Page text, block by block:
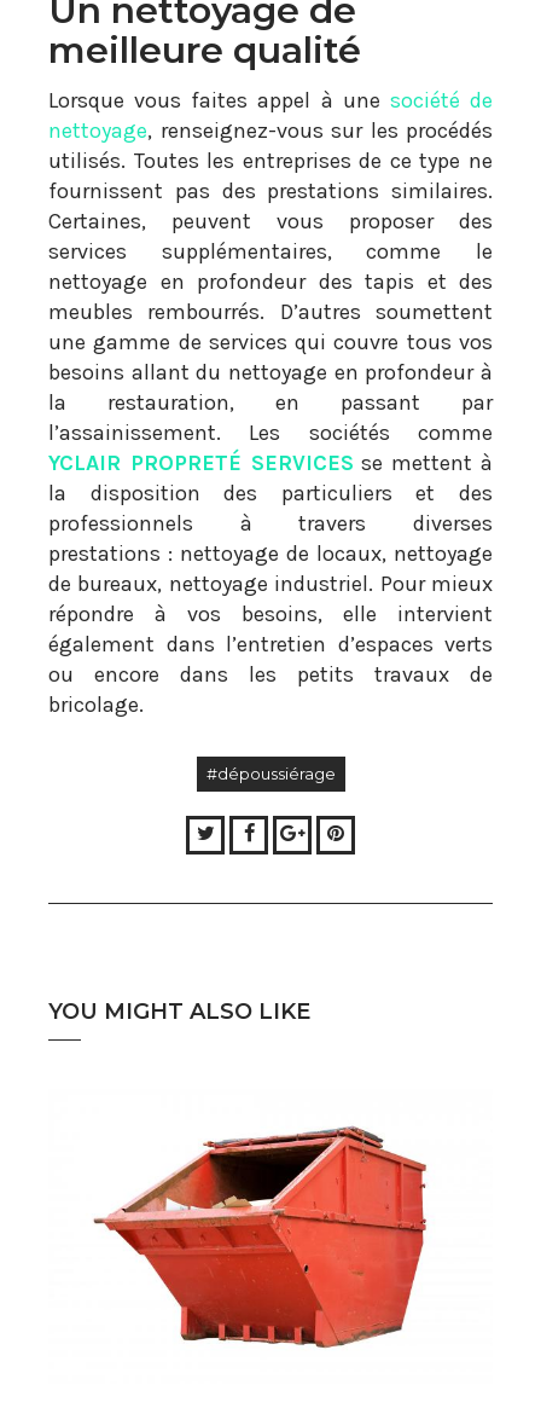
Un nettoyage de
meilleure qualité
Lorsque vous faites appel à une société de
nettoyage, renseignez-vous sur les procédés
utilisés. Toutes les entreprises de ce type ne
fournissent pas des prestations similaires.
Certaines, peuvent vous proposer des
services supplémentaires, comme le
nettoyage en profondeur des tapis et des
meubles rembourrés. D’autres soumettent
une gamme de services qui couvre tous vos
besoins allant du nettoyage en profondeur à
la restauration, en passant par
l’assainissement. Les sociétés comme
YCLAIR PROPRETÉ SERVICES se mettent à
la disposition des particuliers et des
professionnels à travers diverses
prestations : nettoyage de locaux, nettoyage
de bureaux, nettoyage industriel. Pour mieux
répondre à vos besoins, elle intervient
également dans l’entretien d’espaces verts
ou encore dans les petits travaux de
bricolage.
#dépoussiérage
TwitterFacebook
Google+Pinterest
YOU MIGHT ALSO LIKE